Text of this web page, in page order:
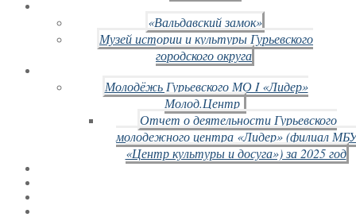
«Вальдавский замок»
Музей истории и культуры Гурьевского
городского округа
Молодёжь Гурьевского МО I «Лидер»
Молод.Центр
Отчет о деятельности Гурьевского
молодежного центра «Лидер» (филиал
«Центр культуры и досуга») за 2025 год